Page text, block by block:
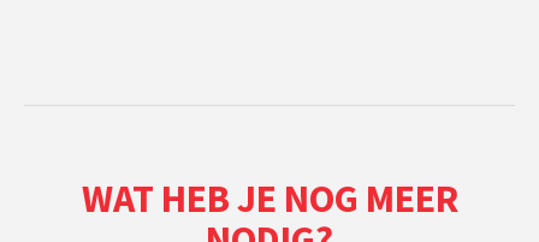
WAT HEB JE NOG MEER